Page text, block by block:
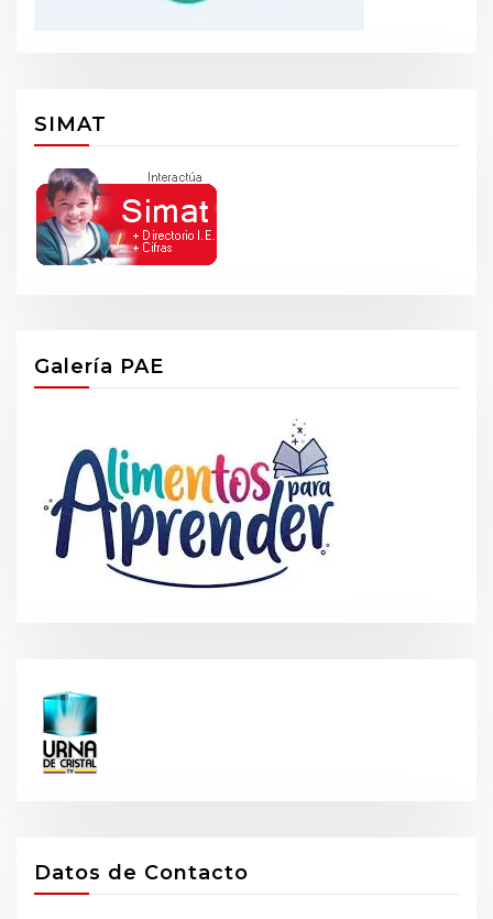
SIMAT
Galería PAE
Datos de Contacto